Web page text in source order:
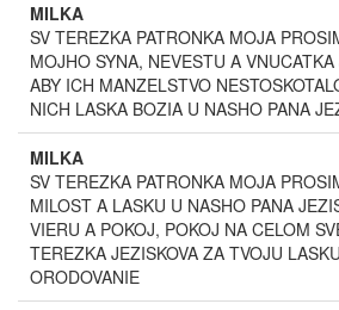
MILKA
SV TEREZKA PATRONKA MOJA
MOJHO SYNA, NEVESTU A
ABY ICH MANZELSTVO
NICH LASKA BOZIA U NASHO PANA
MILKA
SV TEREZKA PATRONKA MOJA
MILOST A LASKU U NASHO PANA
VIERU A POKOJ, POKOJ NA CELOM
TEREZKA JEZISKOVA ZA TVOJU
ORODOVANIE